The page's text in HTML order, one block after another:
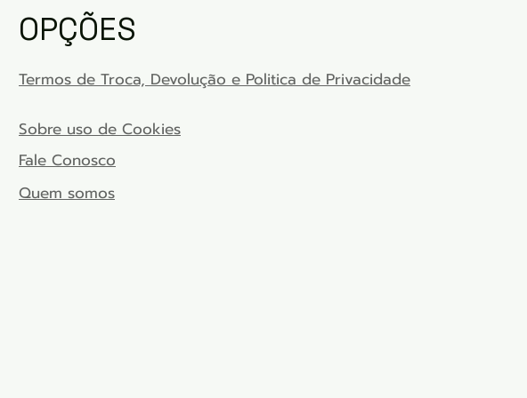
OPÇÕES
Termos de Troca, Devolução e Politica de Privacidade
Sobre uso de Cookies
Fale Conosco
Quem somos